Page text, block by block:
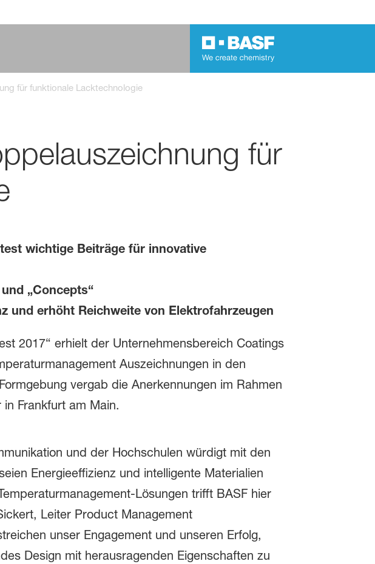
für funktionale Lacktechnologie
für
wichtige Beiträge für innovative
„Concepts“
und erhöht Reichweite von Elektrofahrzeugen
2017“ erhielt der Unternehmensbereich Coatings
Auszeichnungen in den
vergab die Anerkennungen im Rahmen
Frankfurt am Main.
und der Hochschulen würdigt mit den
Energieeffizienz und intelligente Materialien
Lösungen trifft BASF hier
Leiter Product Management
unser Engagement und unseren Erfolg,
Design mit herausragenden Eigenschaften zu